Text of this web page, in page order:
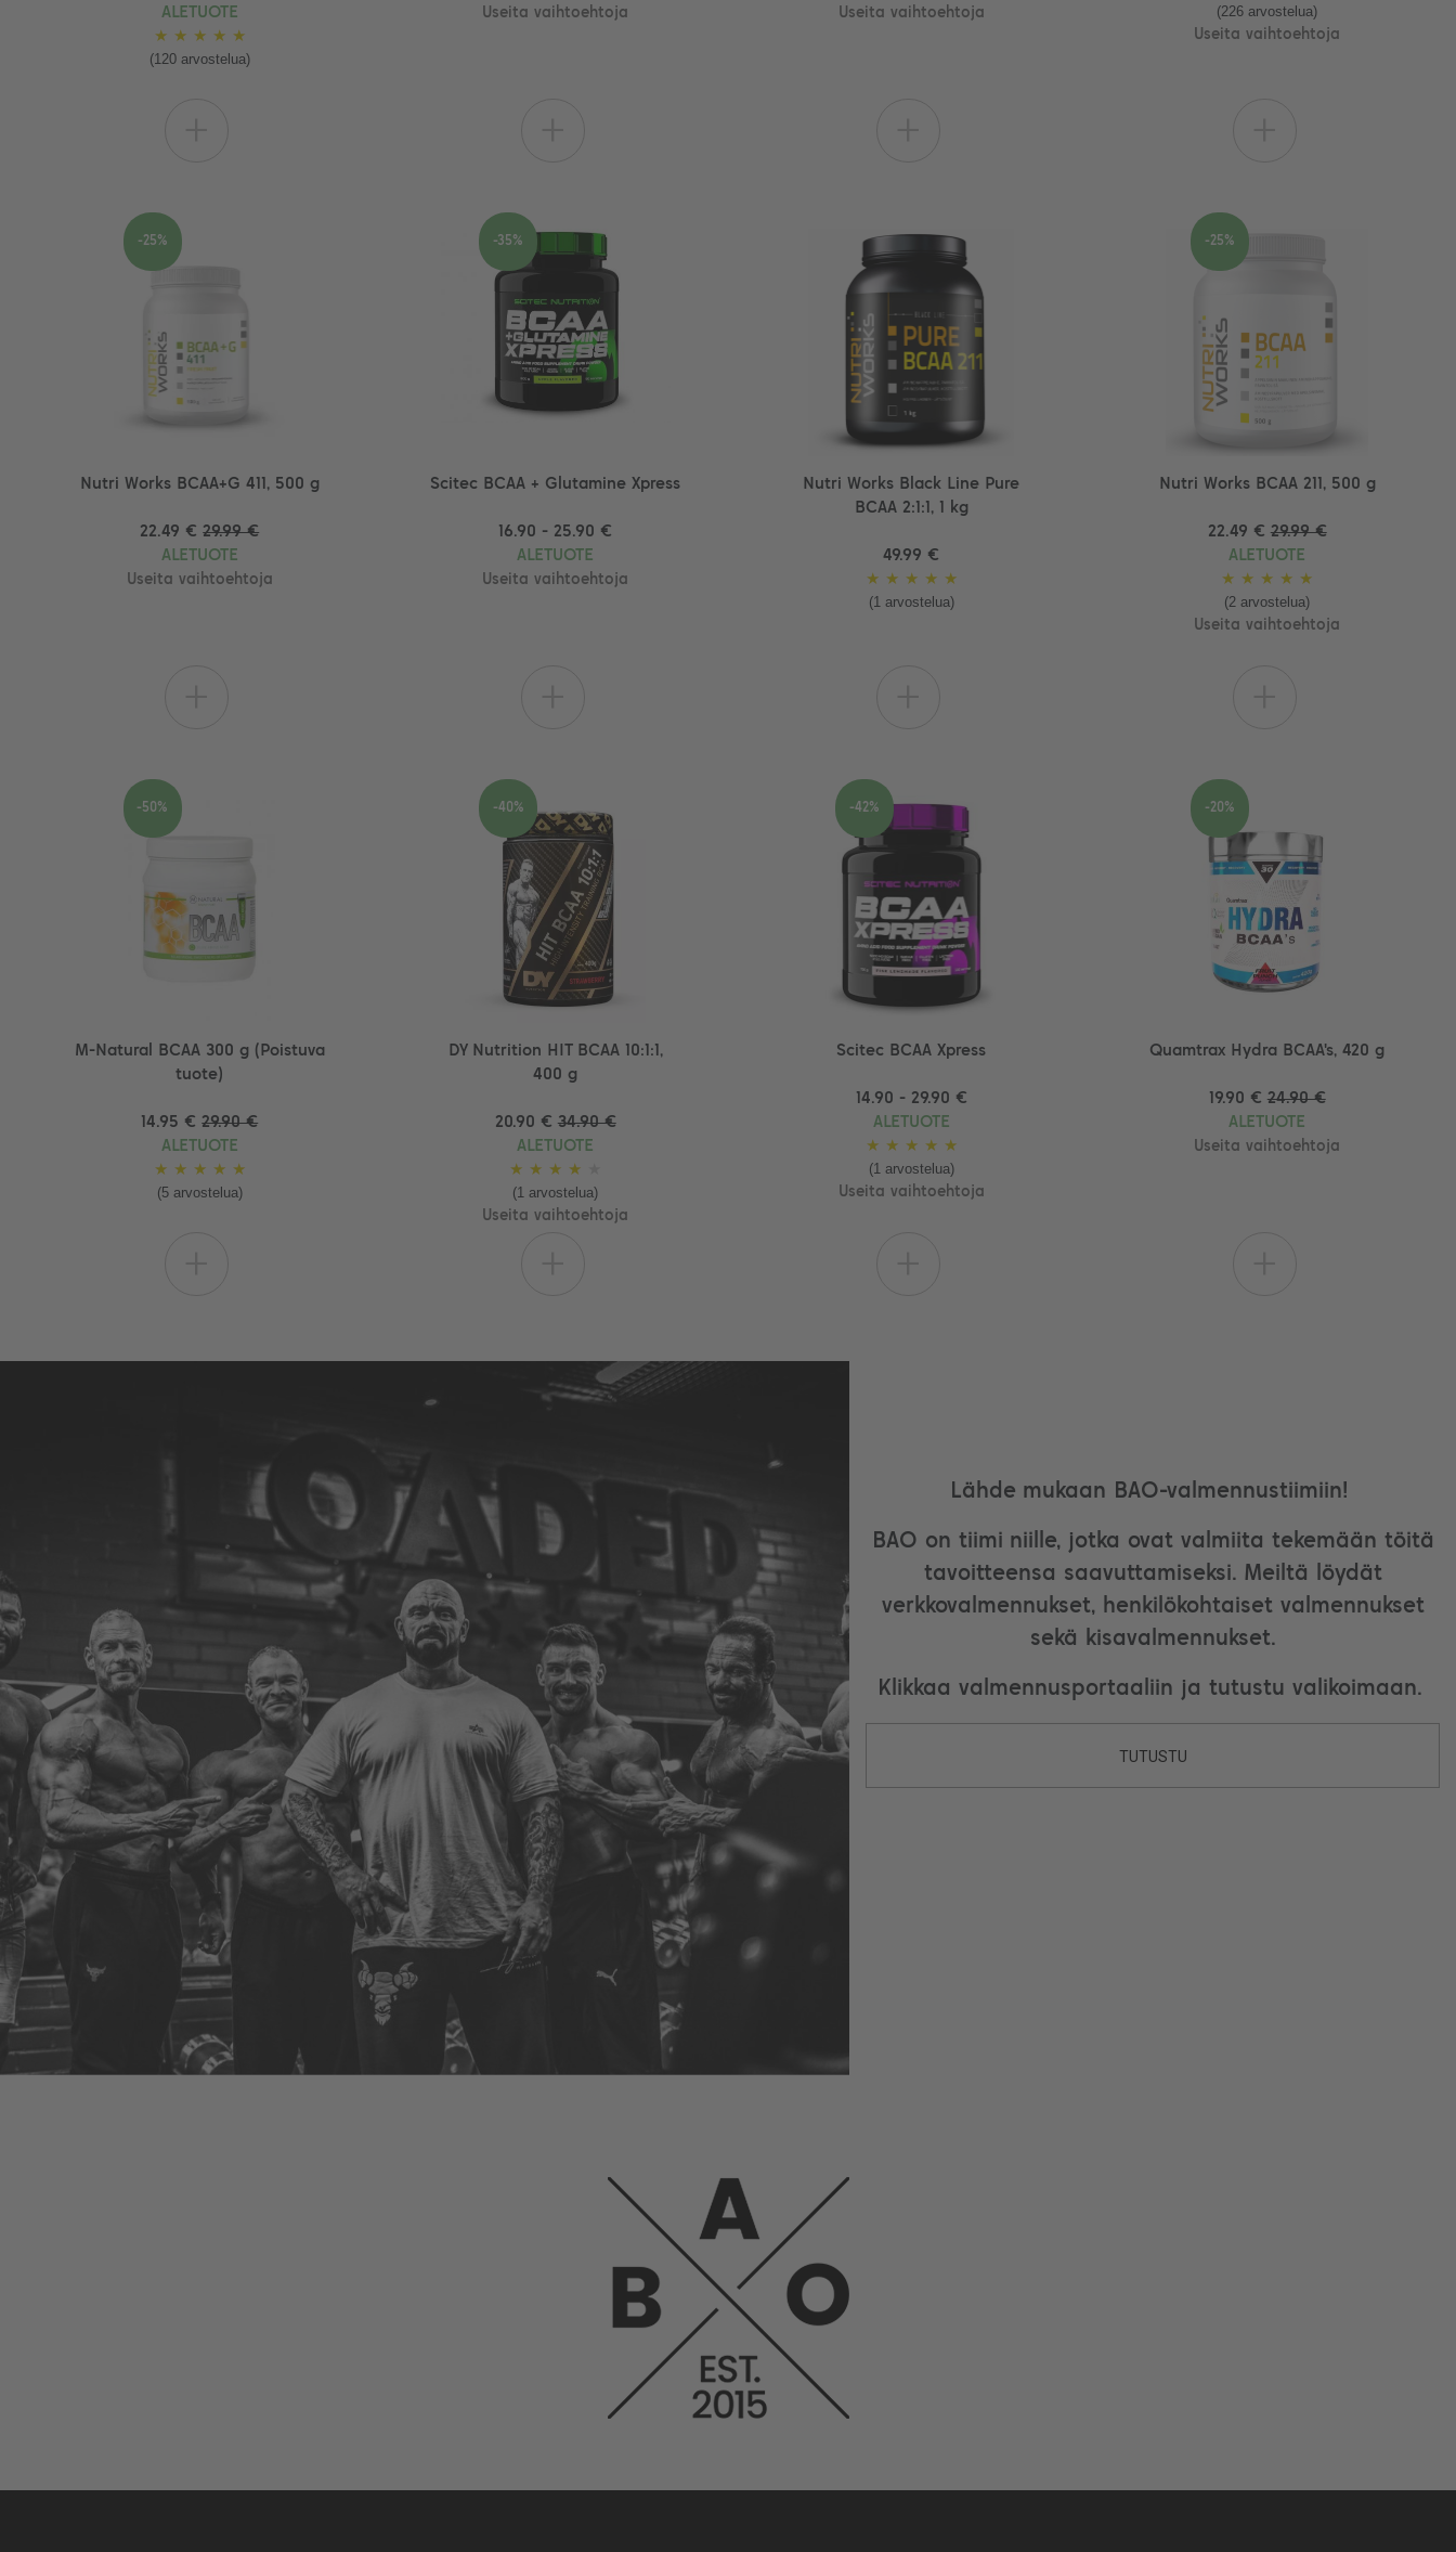
ALETUOTE
★ ★ ★ ★ ★
(120 arvostelua)
Useita vaihtoehtoja Useita vaihtoehtoja
(226 arvostelua)
Useita vaihtoehtoja
Nutri Works BCAA+G 411, 500 g
22.49 € 29.99 €
ALETUOTE
Useita vaihtoehtoja
-25%
Scitec BCAA + Glutamine Xpress
16.90 - 25.90 €
ALETUOTE
Useita vaihtoehtoja
-35%
Nutri Works Black Line Pure
BCAA 2:1:1, 1 kg
49.99 €
★ ★ ★ ★ ★
(1 arvostelua)
Nutri Works BCAA 211, 500 g
22.49 € 29.99 €
ALETUOTE
★ ★ ★ ★ ★
(2 arvostelua)
Useita vaihtoehtoja
-25%
M-Natural BCAA 300 g (Poistuva
tuote)
14.95 € 29.90 €
ALETUOTE
★ ★ ★ ★ ★
(5 arvostelua)
-50%
DY Nutrition HIT BCAA 10:1:1,
400 g
20.90 € 34.90 €
ALETUOTE
★ ★ ★ ★
(1 arvostelua)
Useita vaihtoehtoja
-40%
Scitec BCAA Xpress
14.90 - 29.90 €
ALETUOTE
★ ★ ★ ★ ★
(1 arvostelua)
Useita vaihtoehtoja
-42%
Quamtrax Hydra BCAA's, 420 g
19.90 € 24.90 €
ALETUOTE
Useita vaihtoehtoja
-20%
Lähde mukaan BAO-valmennustiimiin!
BAO on tiimi niille, jotka ovat valmiita tekemään töitä
tavoitteensa saavuttamiseksi. Meiltä löydät
verkkovalmennukset, henkilökohtaiset valmennukset
sekä kisavalmennukset.
Klikkaa valmennusportaaliin ja tutustu valikoimaan.
TUTUSTU